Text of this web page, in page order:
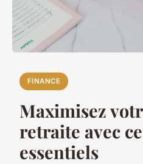
FINANCE
Maximisez
retraite avec
essentiels